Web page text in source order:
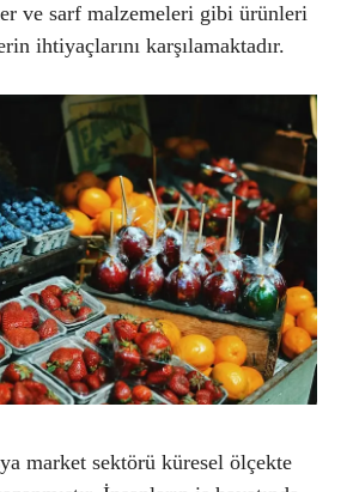
ve sarf malzemeleri gibi ürünleri
ihtiyaçlarını karşılamaktadır.
market sektörü küresel ölçekte